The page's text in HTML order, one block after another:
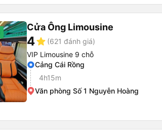
Cửa Ông Limousine
4star (621 đánh giá)
VIP Limousine 9 chỗ
Cảng Cái Rồng
4h15m
Văn phòng Số 1 Nguyễn Hoàng